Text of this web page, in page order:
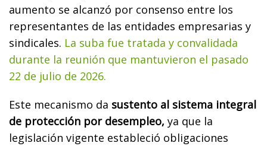
aumento se alcanzó por consenso entre los
representantes de las entidades empresarias y
sindicales. La suba fue tratada y convalidada
durante la reunión que mantuvieron el pasado
22 de julio de 2026.
Este mecanismo da sustento al sistema integral
de protección por desempleo, ya que la
legislación vigente estableció obligaciones